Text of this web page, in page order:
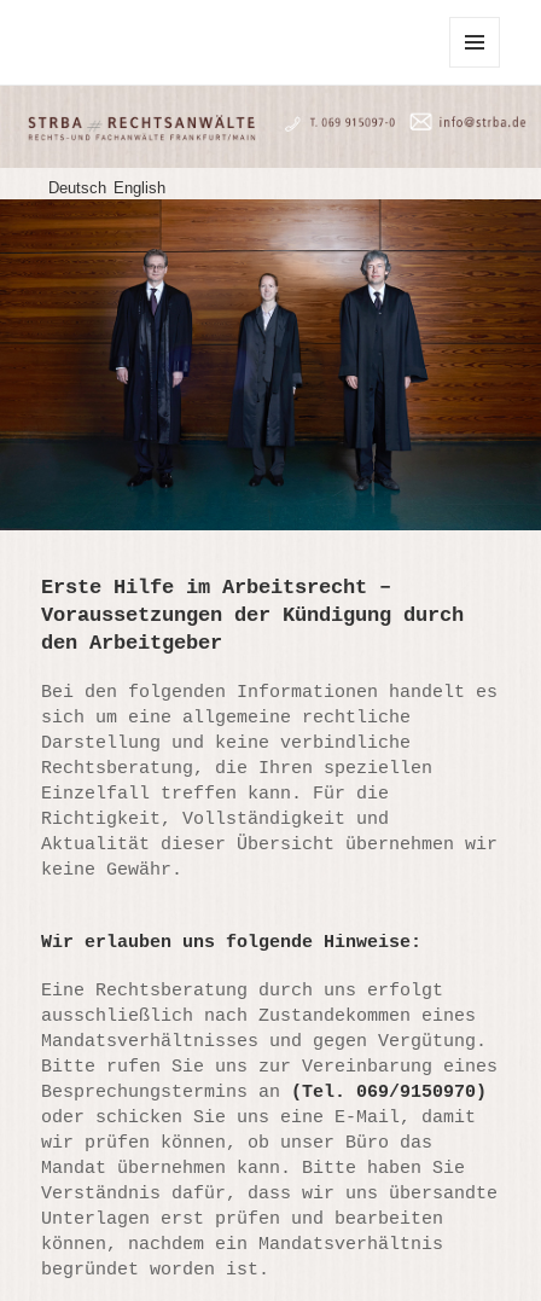
WIDGETS
Deutsch English
Erste Hilfe im Arbeitsrecht –
Voraussetzungen der Kündigung durch
den Arbeitgeber
Bei den folgenden Informationen handelt es
sich um eine allgemeine rechtliche
Darstellung und keine verbindliche
Rechtsberatung, die Ihren speziellen
Einzelfall treffen kann. Für die
Richtigkeit, Vollständigkeit und
Aktualität dieser Übersicht übernehmen wir
keine Gewähr.
Wir erlauben uns folgende Hinweise:
Eine Rechtsberatung durch uns erfolgt
ausschließlich nach Zustandekommen eines
Mandatsverhältnisses und gegen Vergütung.
Bitte rufen Sie uns zur Vereinbarung eines
Besprechungstermins an (Tel. 069/9150970)
oder schicken Sie uns eine E-Mail, damit
wir prüfen können, ob unser Büro das
Mandat übernehmen kann. Bitte haben Sie
Verständnis dafür, dass wir uns übersandte
Unterlagen erst prüfen und bearbeiten
können, nachdem ein Mandatsverhältnis
begründet worden ist.